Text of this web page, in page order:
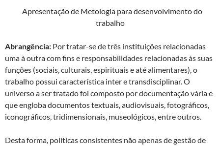
Apresentação de Metologia para desenvolvimento do
trabalho
Abrangência: Por tratar-se de três instituições relacionadas
uma à outra com fins e responsabilidades relacionadas às suas
funções (sociais, culturais, espirituais e até alimentares), o
trabalho possui característica inter e transdisciplinar. O
universo a ser tratado foi composto por documentação vária e
que engloba documentos textuais, audiovisuais, fotográficos,
iconográficos, tridimensionais, museológicos, entre outros.
Desta forma, políticas consistentes não apenas de gestão de